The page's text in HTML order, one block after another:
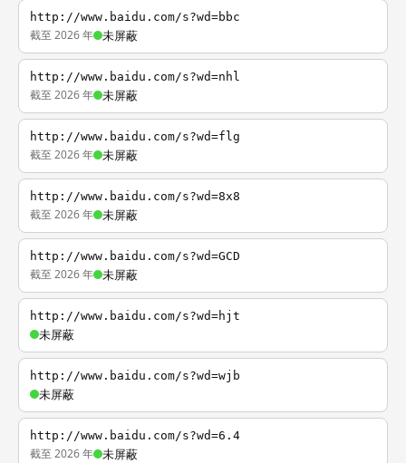
http://www.baidu.com/s?wd=bbc
截至 2026 年 未屏蔽
http://www.baidu.com/s?wd=nhl
截至 2026 年 未屏蔽
http://www.baidu.com/s?wd=flg
截至 2026 年 未屏蔽
http://www.baidu.com/s?wd=8x8
截至 2026 年 未屏蔽
http://www.baidu.com/s?wd=GCD
截至 2026 年 未屏蔽
http://www.baidu.com/s?wd=hjt
未屏蔽
http://www.baidu.com/s?wd=wjb
未屏蔽
http://www.baidu.com/s?wd=6.4
截至 2026 年 未屏蔽